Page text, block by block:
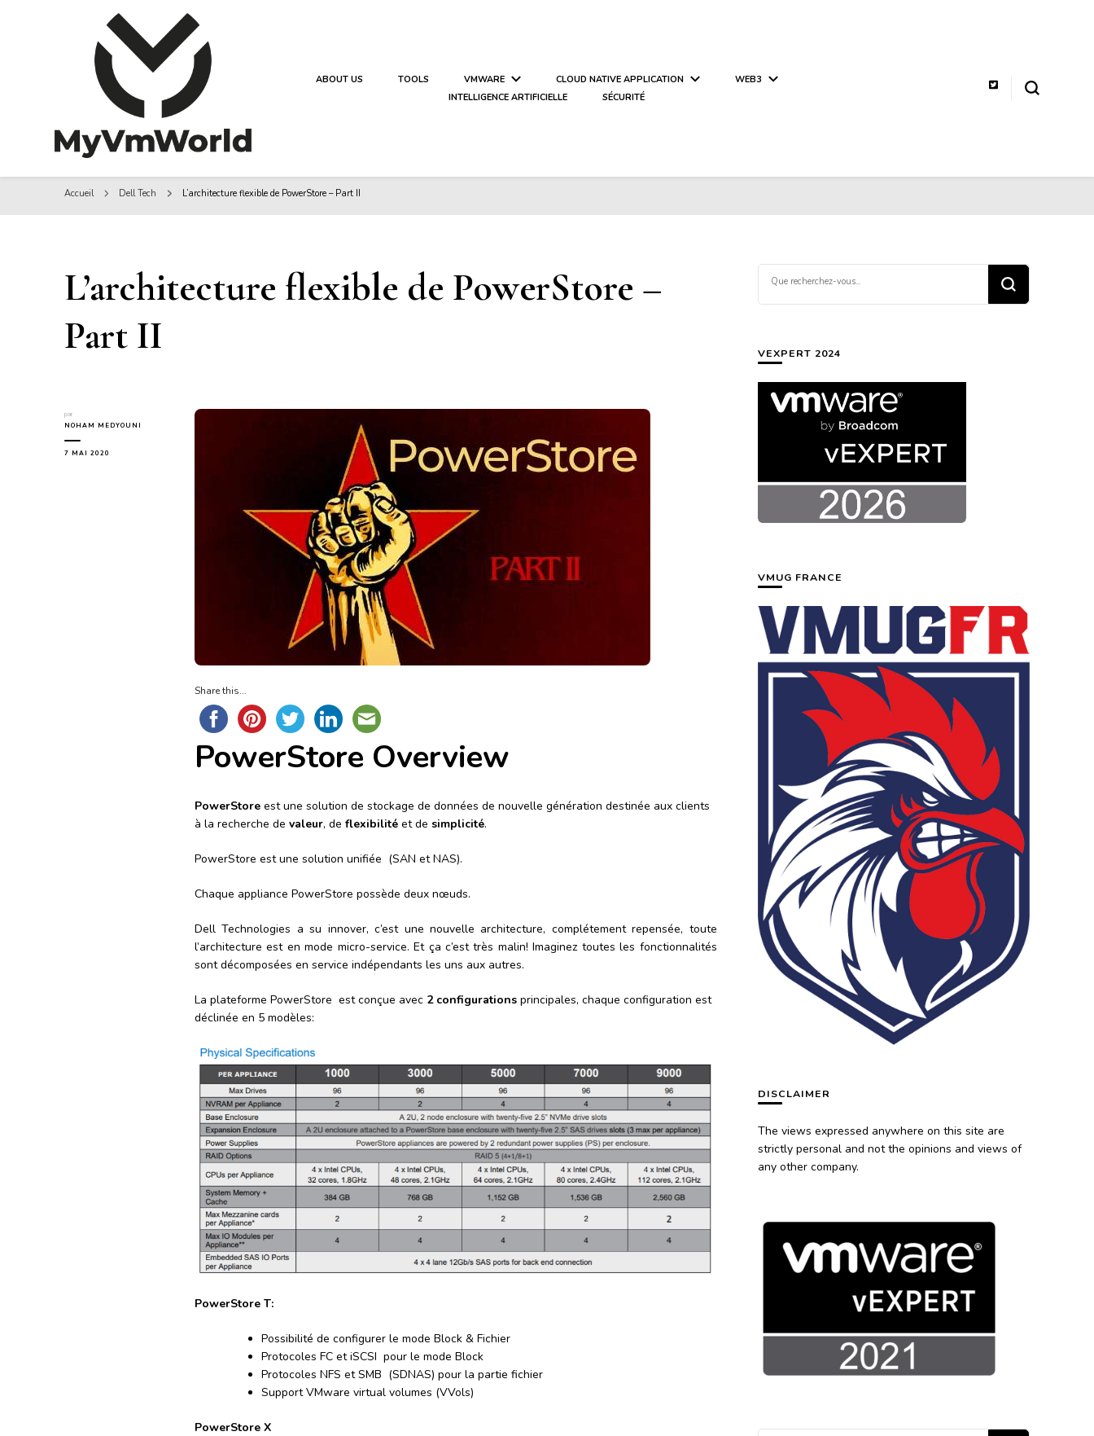
MyVMworld
MyVMworld
ABOUT US TOOLS VMWARE CLOUD NATIVE APPLICATION
WEB3
INTELLIGENCE ARTIFICIELLE
SÉCURITÉ
Accueil Dell Tech L’architecture flexible de PowerStore – Part II
L’architecture flexible de PowerStore –
Part II
par
NOHAM MEDYOUNI
7 MAI 2020
Share this...
PowerStore Overview
PowerStore est une solution de stockage de données de nouvelle génération destinée aux clients
à la recherche de valeur, de flexibilité et de simplicité.
PowerStore est une solution unifiée (SAN et NAS).
Chaque appliance PowerStore possède deux nœuds.
Dell Technologies a su innover, c’est une nouvelle architecture, complétement repensée, toute
l’architecture est en mode micro-service. Et ça c’est très malin! Imaginez toutes les fonctionnalités
sont décomposées en service indépendants les uns aux autres.
La plateforme PowerStore est conçue avec 2 configurations principales, chaque configuration est
déclinée en 5 modèles:
PowerStore T:
Possibilité de configurer le mode Block & Fichier
Protocoles FC et iSCSI pour le mode Block
Protocoles NFS et SMB (SDNAS) pour la partie fichier
Support VMware virtual volumes (VVols)
PowerStore X
recherchiez
quelque
VEXPERT 2024
VMUG FRANCE
DISCLAIMER
The views expressed anywhere on this site are
strictly personal and not the opinions and views of
any other company.